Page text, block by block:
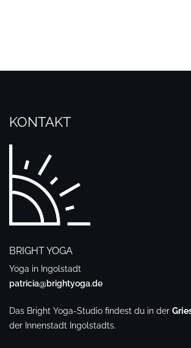
KONTAKT
BRIGHT YOGA
Yoga in Ingolstadt
patricia@brightyoga.de
Das Bright Yoga-Studio findest du in der
der Innenstadt Ingolstadts.